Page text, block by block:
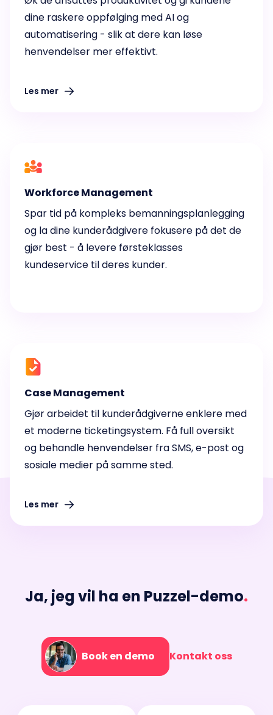
dine raskere oppfølging med AI og
automatisering - slik at dere kan løse
henvendelser mer effektivt.
Les mer
Workforce Management
Spar tid på kompleks bemanningsplanlegging
og la dine kunderådgivere fokusere på det de
gjør best - å levere førsteklasses
kundeservice til deres kunder.
Case Management
Gjør arbeidet til kunderådgiverne enklere med
et moderne ticketingsystem. Få full oversikt
og behandle henvendelser fra SMS, e-post og
sosiale medier på samme sted.
Les mer
Ja, jeg vil ha en Puzzel-demo.
Book en demo Kontakt oss